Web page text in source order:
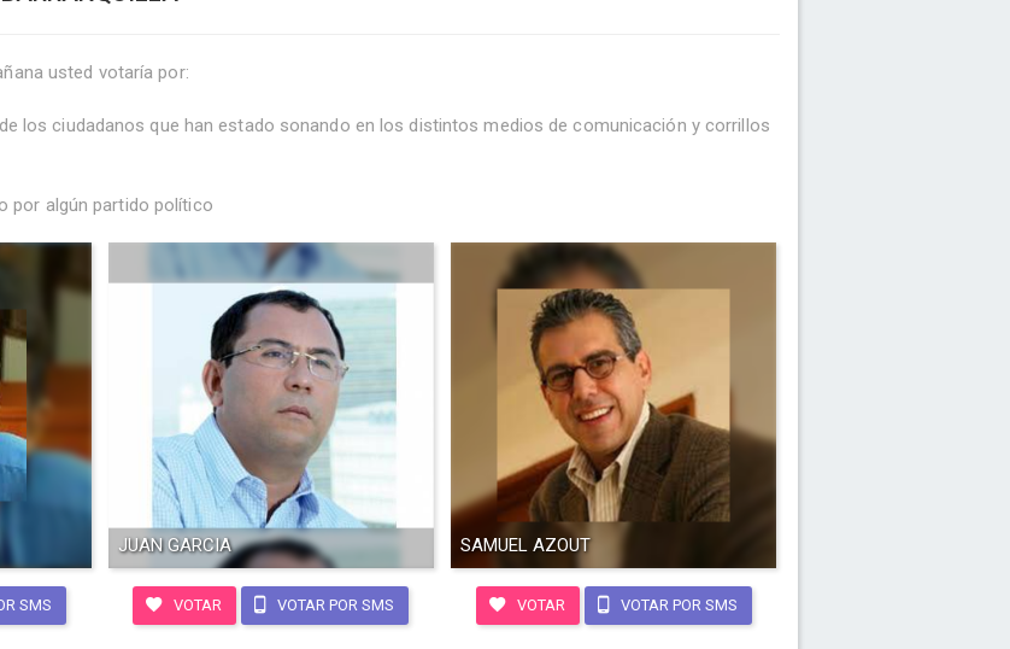
usted votaría por:
los ciudadanos que han estado sonando en los distintos medios de comunicación y corrillos
por algún partido político
SMS
JUAN GARCIA
VOTAR VOTAR POR SMS
SAMUEL AZOUT
VOTAR VOTAR POR SMS